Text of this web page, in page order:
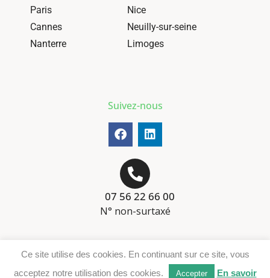
Paris
Nice
Cannes
Neuilly-sur-seine
Nanterre
Limoges
Suivez-nous
07 56 22 66 00
N° non-surtaxé
Téléchargement DER
Ce site utilise des cookies. En continuant sur ce site, vous
acceptez notre utilisation des cookies.
Accepter En savoir